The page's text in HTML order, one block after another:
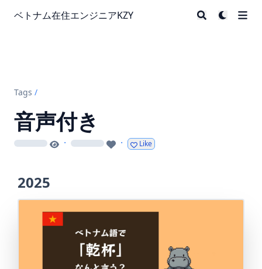
ベトナム在住エンジニアKZY
Tags /
音声付き
loading · loading · Like
2025